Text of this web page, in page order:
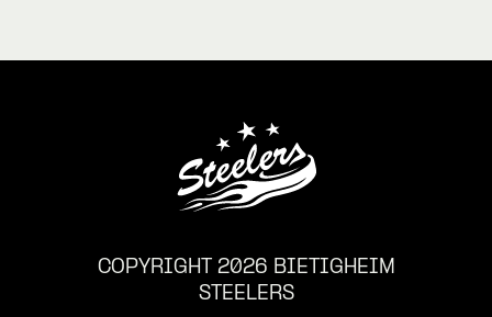
COPYRIGHT 2026 BIETIGHEIM
STEELERS